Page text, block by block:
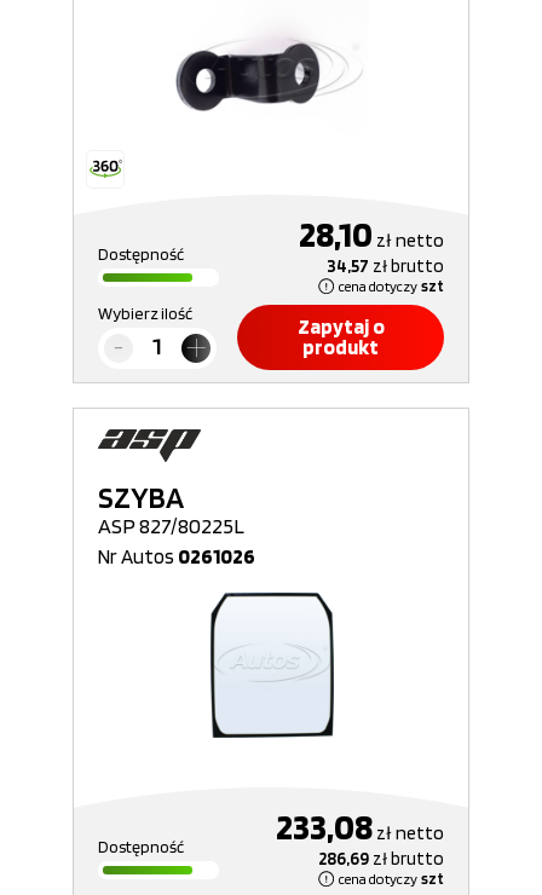
Dostępność 28,10 złnetto
34,57 złbrutto
cena dotyczy szt
Wybierz ilość
Zapytaj o
produkt
SZYBA
ASP 827/80225L
Nr Autos 0261026
Dostępność 233,08 złnetto
286,69 złbrutto
cena dotyczy szt